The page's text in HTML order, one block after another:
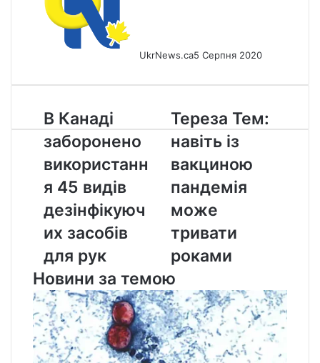
UkrNews.ca5 Серпня 2020
В
Канаді
заборонено
використання
45
видів
дезінфікуючих
засобів
для
В Канаді
заборонено
використанн
я 45 видів
дезінфікуюч
их засобів
для рук
Тереза
Тем:
навіть
із
вакциною
пандемія
може
тривати
роками
Тереза Тем:
навіть із
вакциною
пандемія
може
тривати
роками
Новини за темою